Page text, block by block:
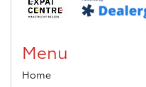
Menu
Home